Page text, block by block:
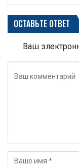
ОСТАВЬТЕ ОТВЕТ
Ваш